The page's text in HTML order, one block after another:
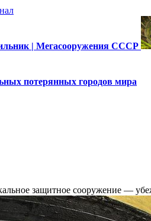
| Мегасооружения СССР
потерянных городов мира
защитное сооружение —